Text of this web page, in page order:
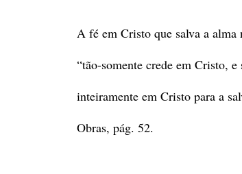
A fé em Cristo que salva a alma
“tão-somente crede em Cristo,
inteiramente em Cristo para a
Obras, pág. 52.